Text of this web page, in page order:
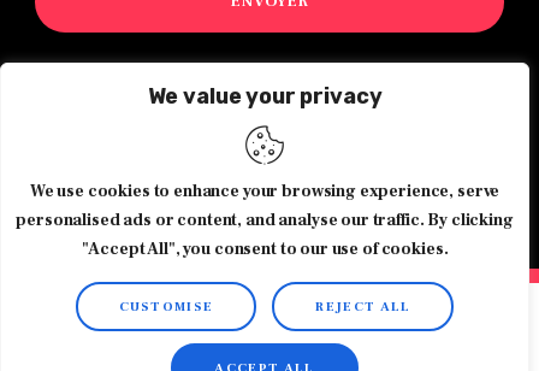
We value your privacy
We use cookies to enhance your browsing experience, serve
personalised ads or content, and analyse our traffic. By clicking
"Accept All", you consent to our use of cookies.
CUSTOMISE REJECT ALL
Magazine Exquis© 2026 Tous droits réservés -Made with ♥️
byAgence de communication JOUR J